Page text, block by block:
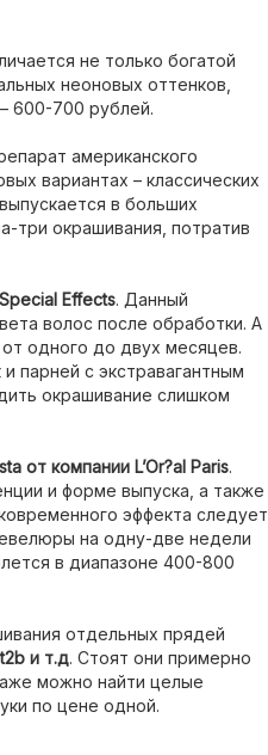
не только богатой
неоновых оттенков,
600-700 рублей.
американского
вариантах – классических
в больших
три окрашивания, потратив
Effects. Данный
волос после обработки. А
одного до двух месяцев.
парней с экстравагантным
окрашивание слишком
от компании L’Or?al Paris.
и форме выпуска, а также
эффекта следует
на одну-две недели
в диапазоне 400-800
отдельных прядей
и т.д. Стоят они примерно
можно найти целые
по цене одной.